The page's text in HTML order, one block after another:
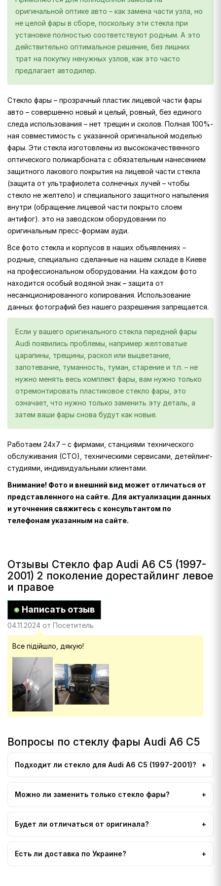
оригинальной оптике авто – как замена части узла, но
не целой фары в сборе, поскольку эти стекла при
установке полностью соответствуют родным. А это
действительно оптимальное решение, без лишних
трат на покупку ненужных узлов, как это часто
предлагает автодилер.
Стекло фары – прозрачный пластик лицевой части фары
авто – совершенно новый и целый, ровный, без единого
следа использования – нет трещин и сколов. Полная 100%-
ная совместимость с указанной оригинальной моделью
фары. Эти стекла изготовлены из высококачественного
оптического поликарбоната с обязательным нанесением
защитного лакового покрытия на лицевой части стекла
(защита от ультрафиолета солнечных лучей – чтобы
стекло не желтело) и специального защитного напыления
внутри (обращение лицевой части покрыто слоем
антифог). это на заводском оборудовании по
оригинальным пресс-формам ауди.
Все фото стекла и корпусов в наших объявлениях –
родные, специально сделанные на нашем складе в Киеве
на профессиональном оборудовании. На каждом фото
находится особый водяной знак – защита от
несанкционированного копирования. Использование
данных фотографий без нашего разрешения запрещается.
Если у вашего оригинального стекла передней фары
Audi появились проблемы, например желтоватые
царапины, трещины, раскол или выцветание,
запотевание, туманность, туман, старение и т.п. – не
нужно менять весь комплект фары, вам нужно только
отремонтировать пластиковое стекло фары, это
означает, что нужно только заменить эту деталь, а
затем ваши фары снова будут как новые.
Работаем 24х7 – с фирмами, станциями технического
обслуживания (СТО), техническими сервисами, детейлинг-
студиями, индивидуальными клиентами.
Внимание! Фото и внешний вид может отличаться от
представленного на сайте. Для актуализации данных
и уточнения свяжитесь с консультантом по
телефонам указанным на сайте.
Отзывы Стекло фар Audi A6 C5 (1997-
2001) 2 поколение дорестайлинг левое
и правое
Написать отзыв
04.11.2024 от Посетитель
Все підійшло, дякую!
Вопросы по стеклу фары Audi A6 C5
Подходит ли стекло для Audi A6 C5 (1997-2001)?
Можно ли заменить только стекло фары?
Будет ли отличаться от оригинала?
Есть ли доставка по Украине?